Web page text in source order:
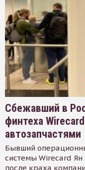
Сбежавший в
финтеха
автозапчастями
Бывший
системы Wirecard
после краха